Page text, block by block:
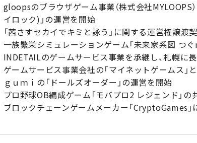
gloopsのブラウザゲーム事業（株式会社MYLOOPS
イロック)」の運営を開始
「茜さすセカイでキミと詠う」に関する運営権譲渡
一族繁栄シミュレーションゲーム「未来家系図 つ
INDETAILのゲームサービス事業を承継し、札幌に
ゲームサービス事業会社の「マイネットゲームス」と
ｇｕｍｉ の「ドールズオーダー」の運営を開始
プロ野球OB編成ゲーム「モバプロ2 レジェンド」の
ブロックチェーンゲームメーカー「CryptoGames」